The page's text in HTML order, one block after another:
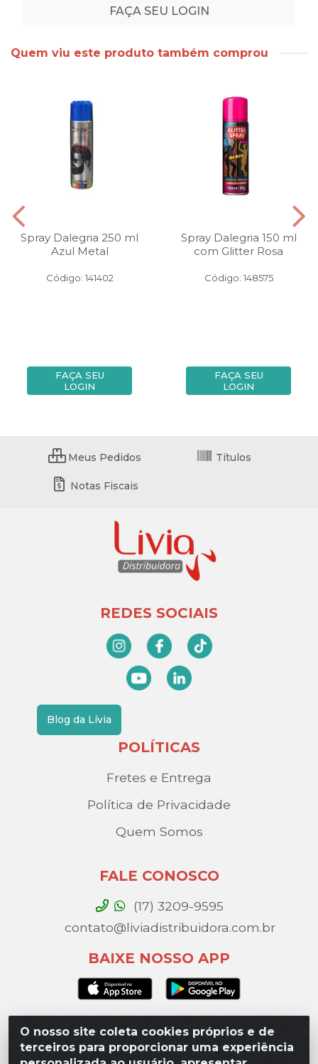
FAÇA SEU LOGIN
Quem viu este produto também comprou
Spray Dalegria 250 ml
Azul Metal
Código: 141402
FAÇA SEU
LOGIN
Spray Dalegria 150 ml
com Glitter Rosa
Código: 148575
FAÇA SEU
LOGIN
O nosso site coleta cookies próprios e de
terceiros para proporcionar uma experiência
Meus Pedidos Títulos
Notas Fiscais
REDES SOCIAIS
Blog da Lívia
POLÍTICAS
Fretes e Entrega
Política de Privacidade
Quem Somos
FALE CONOSCO
(17) 3209-9595
contato@liviadistribuidora.com.br
BAIXE NOSSO APP
Lívia Distribuidora - Av. Percy Gandini, 329 – Vila
Toninho, São José do Rio Preto / SP - CEP 15077-